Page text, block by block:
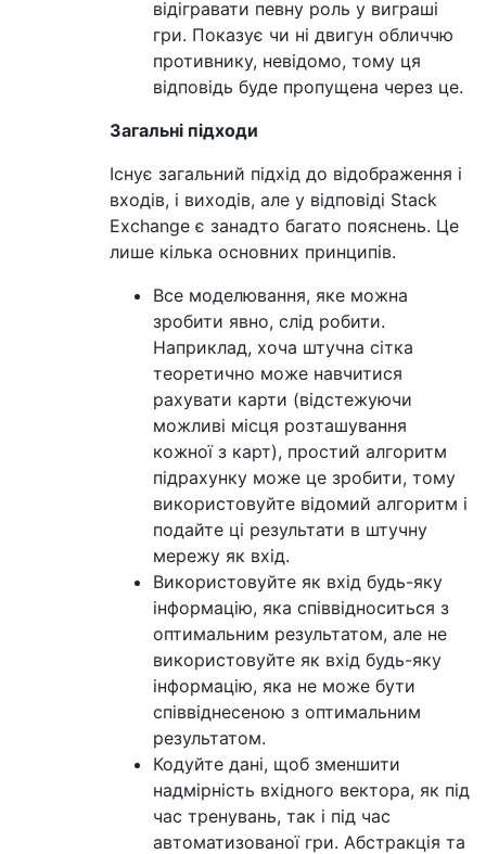
відігравати певну роль у виграші
гри. Показує чи ні двигун обличчю
противнику, невідомо, тому ця
відповідь буде пропущена через це.
Загальні підходи
Існує загальний підхід до відображення і
входів, і виходів, але у відповіді Stack
Exchange є занадто багато пояснень. Це
лише кілька основних принципів.
Все моделювання, яке можна
зробити явно, слід робити.
Наприклад, хоча штучна сітка
теоретично може навчитися
рахувати карти (відстежуючи
можливі місця розташування
кожної з карт), простий алгоритм
підрахунку може це зробити, тому
використовуйте відомий алгоритм і
подайте ці результати в штучну
мережу як вхід.
Використовуйте як вхід будь-яку
інформацію, яка співвідноситься з
оптимальним результатом, але не
використовуйте як вхід будь-яку
інформацію, яка не може бути
співвіднесеною з оптимальним
результатом.
Кодуйте дані, щоб зменшити
надмірність вхідного вектора, як під
час тренувань, так і під час
автоматизованої гри. Абстракція та